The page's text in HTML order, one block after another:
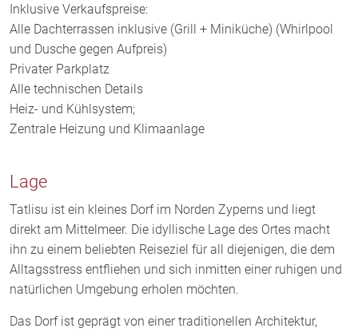
Inklusive Verkaufspreise:
Alle Dachterrassen inklusive (Grill + Miniküche) (Whirlpool
und Dusche gegen Aufpreis)
Privater Parkplatz
Alle technischen Details
Heiz- und Kühlsystem;
Zentrale Heizung und Klimaanlage
Lage
Tatlisu ist ein kleines Dorf im Norden Zyperns und liegt
direkt am Mittelmeer. Die idyllische Lage des Ortes macht
ihn zu einem beliebten Reiseziel für all diejenigen, die dem
Alltagsstress entfliehen und sich inmitten einer ruhigen und
natürlichen Umgebung erholen möchten.
Das Dorf ist geprägt von einer traditionellen Architektur,